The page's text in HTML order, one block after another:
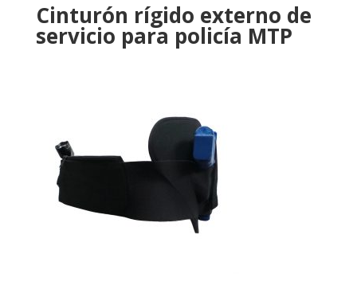
Cinturón rígido externo de
servicio para policía MTP